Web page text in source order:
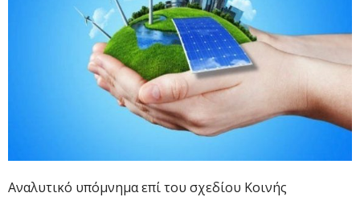
Αναλυτικό υπόμνημα επί του σχεδίου Κοινής